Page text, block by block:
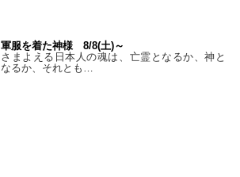
軍服を着た神様 8/8(土)～
さまよえる日本人の魂は、亡霊となるか、神と
なるか、それとも…